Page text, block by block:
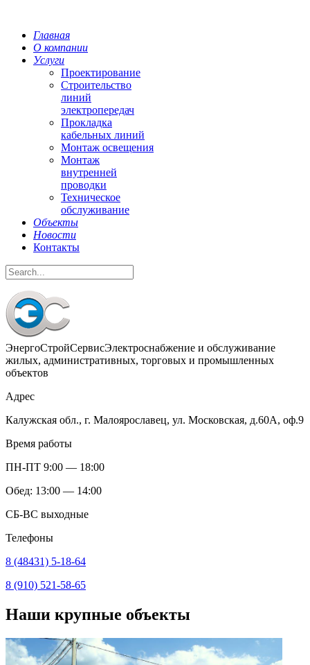
Главная
О компании
Услуги
Проектирование
Строительство
линий
электропередач
Прокладка
кабельных линий
Монтаж освещения
Монтаж
внутренней
проводки
Техническое
обслуживание
Объекты
Новости
Контакты
ЭнергоСтройСервисЭлектроснабжение и обслуживание
жилых, административных, торговых и промышленных
объектов
Адрес
Калужская обл., г. Малоярославец, ул. Московская, д.60А, оф.9
Время работы
ПН-ПТ 9:00 — 18:00
Обед: 13:00 — 14:00
СБ-ВС выходные
Телефоны
8 (48431) 5-18-64
8 (910) 521-58-65
Наши крупные объекты